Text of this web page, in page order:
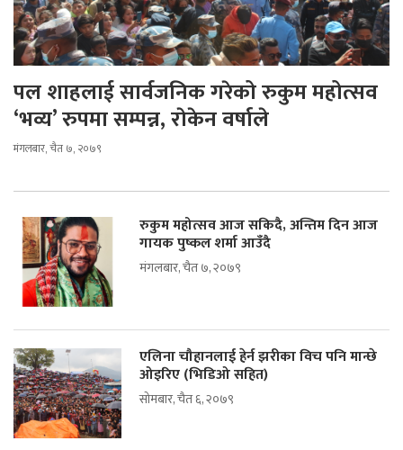
पल शाहलाई सार्वजनिक गरेको रुकुम महोत्सव
‘भव्य’ रुपमा सम्पन्न, राेकेन वर्षाले
मंगलबार, चैत ७, २०७९
रुकुम महोत्सव आज सकिदै, अन्तिम दिन आज
गायक पुष्कल शर्मा आउँदै
मंगलबार, चैत ७, २०७९
एलिना चौहानलाई हेर्न झरीका विच पनि मान्छे
ओइरिए (भिडिओ सहित)
सोमबार, चैत ६, २०७९